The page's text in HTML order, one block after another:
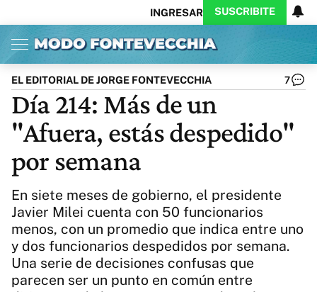
INGRESAR SUSCRIBITE
Inicio Ahora
Opinión
Política
Ciencia
Protagonistas
Cultura
Arte
Educación
Internacional
Deportes
CARAS
Exitoina
Turismo
Videos
Córdoba
Business
Noticias
Exitoina
Gaming
Vivo
Diario del Juicio
Actualidad
EL EDITORIAL DE JORGE FONTEVECCHIA 7
Día 214: Más de un
"Afuera, estás despedido"
por semana
En siete meses de gobierno, el presidente
Javier Milei cuenta con 50 funcionarios
menos, con un promedio que indica entre uno
y dos funcionarios despedidos por semana.
Una serie de decisiones confusas que
parecen ser un punto en común entre